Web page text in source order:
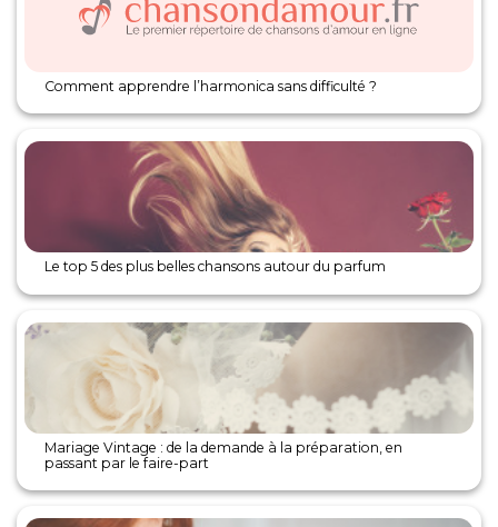
Comment apprendre l’harmonica sans difficulté ?
Le top 5 des plus belles chansons autour du parfum
Mariage Vintage : de la demande à la préparation, en
passant par le faire-part